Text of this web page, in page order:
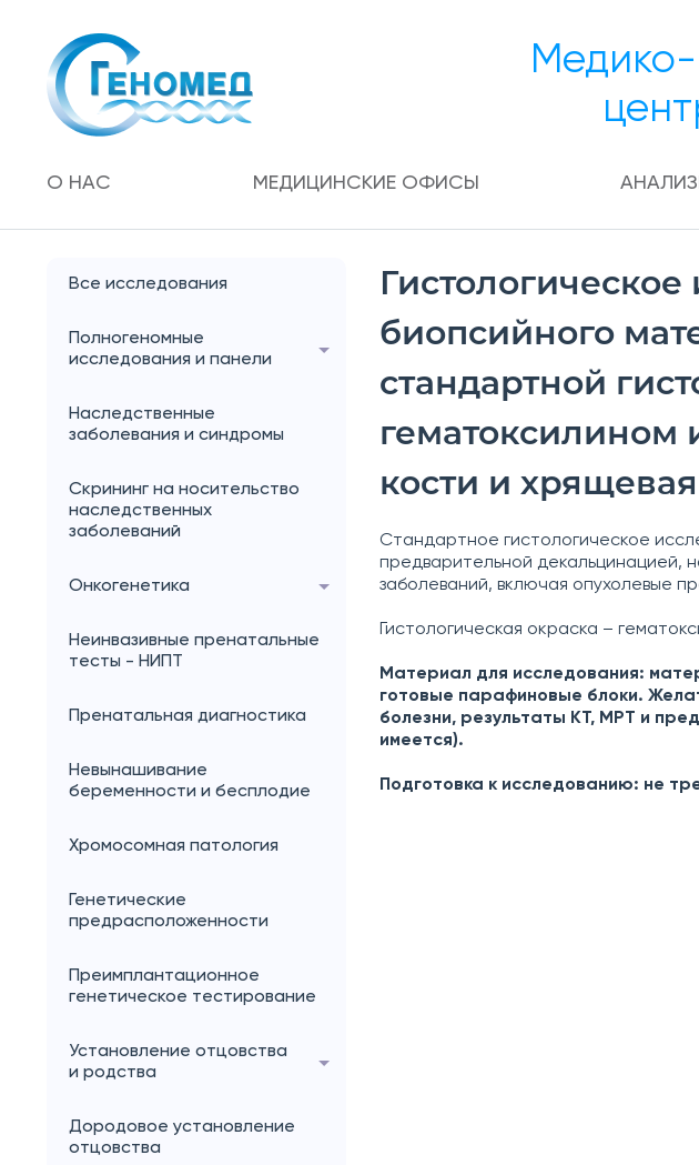
Медико-
О НАС МЕДИЦИНСКИЕ ОФИСЫ
Все исследования
Полногеномные
исследования и панели
Наследственные
заболевания и синдромы
Скрининг на носительство
наследственных
заболеваний
Онкогенетика
Неинвазивные пренатальные
тесты - НИПТ
Пренатальная диагностика
Невынашивание
беременности и бесплодие
Хромосомная патология
Генетические
предрасположенности
Преимплантационное
генетическое тестирование
Установление отцовства
и родства
Дородовое установление
отцовства
биопсийного
стандартной
гематоксилином
кости и
Стандартное гистологическое
предварительной декальцинацией,
заболеваний, включая опухолевые
Гистологическая окраска –
Материал для исследования:
готовые парафиновые блоки.
болезни, результаты КТ, МРТ и
имеется).
Подготовка к исследованию: не